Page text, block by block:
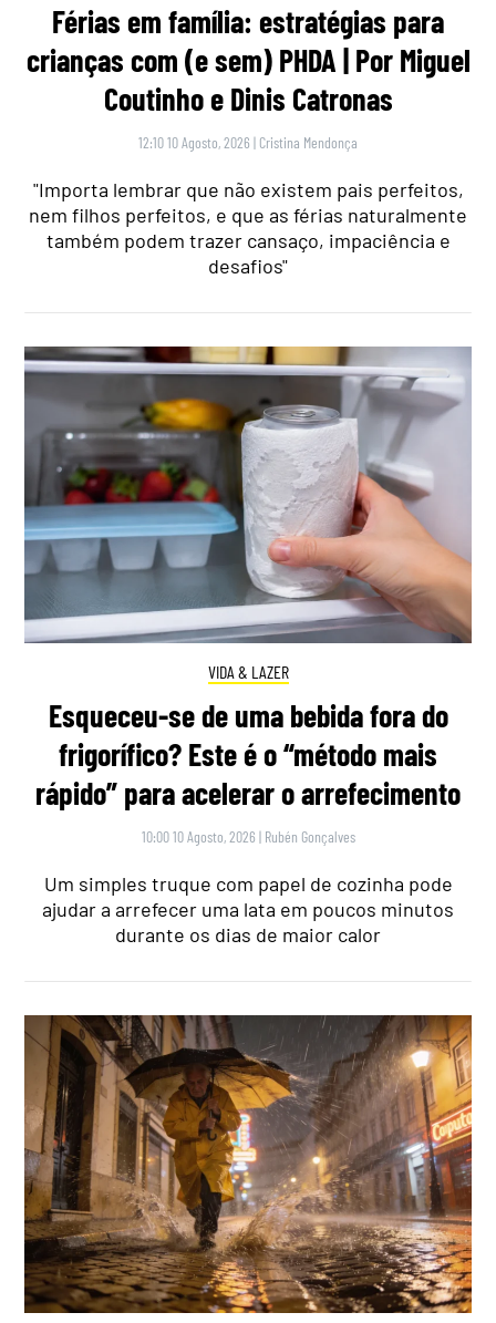
Férias em família: estratégias para
crianças com (e sem) PHDA | Por Miguel
Coutinho e Dinis Catronas
12:10 10 Agosto, 2026 | Cristina Mendonça
"Importa lembrar que não existem pais perfeitos,
nem filhos perfeitos, e que as férias naturalmente
também podem trazer cansaço, impaciência e
desafios"
VIDA & LAZER
Esqueceu-se de uma bebida fora do
frigorífico? Este é o “método mais
rápido” para acelerar o arrefecimento
10:00 10 Agosto, 2026 | Rubén Gonçalves
Um simples truque com papel de cozinha pode
ajudar a arrefecer uma lata em poucos minutos
durante os dias de maior calor